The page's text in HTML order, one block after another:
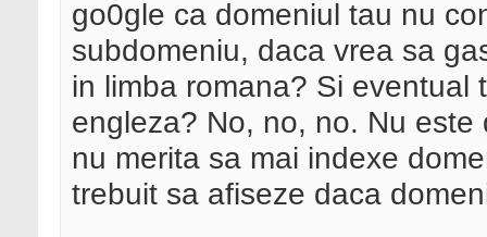
go0gle ca domeniul tau nu
subdomeniu, daca vrea sa
in limba romana? Si eventual
engleza? No, no, no. Nu
nu merita sa mai indexe
trebuit sa afiseze daca